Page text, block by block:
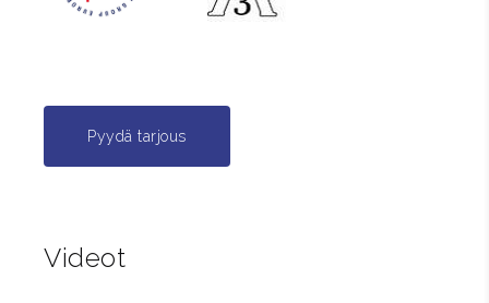
Pyydä tarjous
Videot